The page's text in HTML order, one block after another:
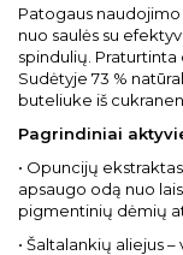
Patogaus
nuo saulės su
spindulių.
Sudėtyje 73 %
buteliuke iš
Pagrindiniai
• Opuncijų
apsaugo odą nuo
pigmentinių dėmių
• Šaltalankių aliejus